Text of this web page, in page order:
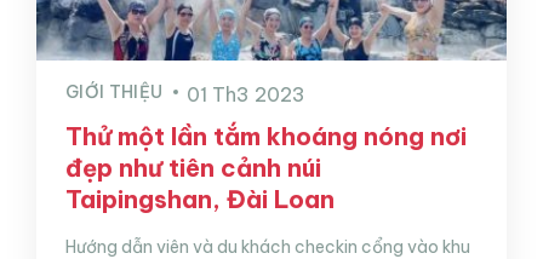
GIỚI THIỆU 01 Th3 2023
Thử một lần tắm khoáng nóng nơi
đẹp như tiên cảnh núi
Taipingshan, Đài Loan
Hướng dẫn viên và du khách checkin cổng vào khu